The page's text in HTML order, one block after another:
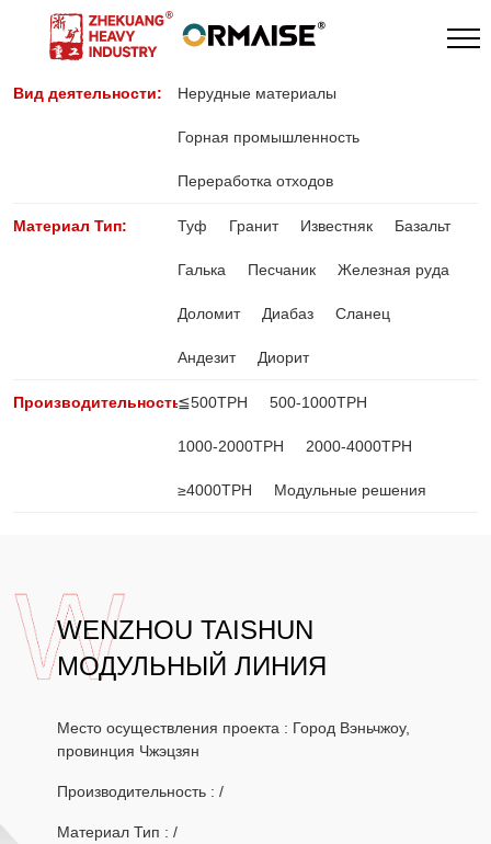
Вид деятельности: Нерудные материалы
Горная промышленность
Переработка отходов
Материал Тип: Туф Гранит Известняк Базальт
Галька Песчаник Железная руда
Доломит Диабаз Сланец
Андезит Диорит
Производительность:≦500TPH 500-1000TPH
1000-2000TPH 2000-4000TPH
≥4000TPH Модульные решения
WENZHOU TAISHUN
МОДУЛЬНЫЙ ЛИНИЯ
Место осуществления проекта : Город Вэньчжоу,
провинция Чжэцзян
Производительность : /
Материал Тип : /